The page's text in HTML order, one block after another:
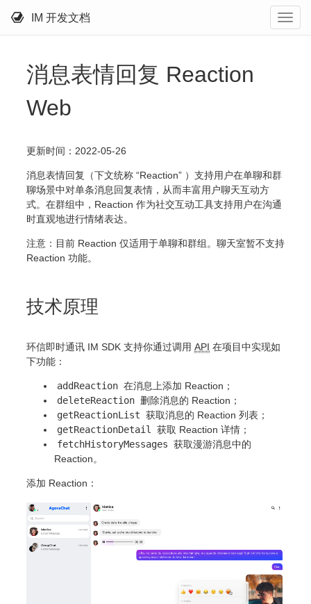
IM 开发文档
消息表情回复 Reaction
Web
更新时间：2022-05-26
消息表情回复（下文统称 “Reaction” ）支持用户在单聊和群
聊场景中对单条消息回复表情，从而丰富用户聊天互动方
式。在群组中，Reaction 作为社交互动工具支持用户在沟通
时直观地进行情绪表达。
注意：目前 Reaction 仅适用于单聊和群组。聊天室暂不支持
Reaction 功能。
技术原理
环信即时通讯 IM SDK 支持你通过调用 API 在项目中实现如
下功能：
addReaction 在消息上添加 Reaction；
deleteReaction 删除消息的 Reaction；
getReactionList 获取消息的 Reaction 列表；
getReactionDetail 获取 Reaction 详情；
fetchHistoryMessages 获取漫游消息中的
Reaction。
添加 Reaction：